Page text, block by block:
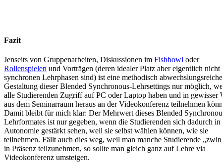
Fazit
Jenseits von Gruppenarbeiten, Diskussionen im Fishbowl oder
Rollenspielen und Vorträgen (deren idealer Platz aber eigentlich nicht
synchronen Lehrphasen sind) ist eine methodisch abwechslungsreiche
Gestaltung dieser Blended Synchronous-Lehrsettings nur möglich,
alle Studierenden Zugriff auf PC oder Laptop haben und in gewisser
aus dem Seminarraum heraus an der Videokonferenz teilnehmen
Damit bleibt für mich klar: Der Mehrwert dieses Blended
Lehrformates ist nur gegeben, wenn die Studierenden sich dadurch
Autonomie gestärkt sehen, weil sie selbst wählen können, wie sie
teilnehmen. Fällt auch dies weg, weil man manche Studierende
in Präsenz teilzunehmen, so sollte man gleich ganz auf Lehre via
Videokonferenz umsteigen.